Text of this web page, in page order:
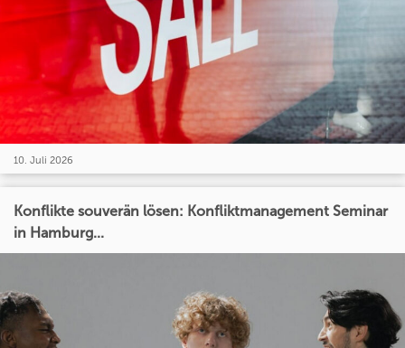
10. Juli 2026
Konflikte souverän lösen: Konfliktmanagement Seminar
in Hamburg...